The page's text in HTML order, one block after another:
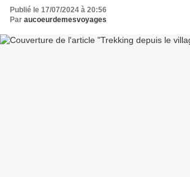
Publié le 17/07/2024 à 20:56
Par aucoeurdemesvoyages